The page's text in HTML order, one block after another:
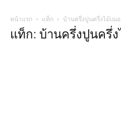
หน้าแรก แท็ก บ้านครึ่งปูนครึ่งไม้เฌอ
แท็ก: บ้านครึ่งปูนครึ่ง